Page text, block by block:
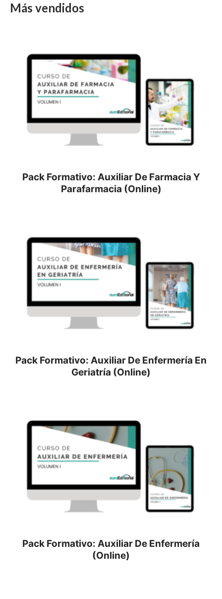
Más vendidos
Pack Formativo: Auxiliar De Farmacia Y
Parafarmacia (Online)
Pack Formativo: Auxiliar De Enfermería En
Geriatría (Online)
Pack Formativo: Auxiliar De Enfermería
(Online)